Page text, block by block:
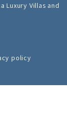
Luxury Villas and
policy